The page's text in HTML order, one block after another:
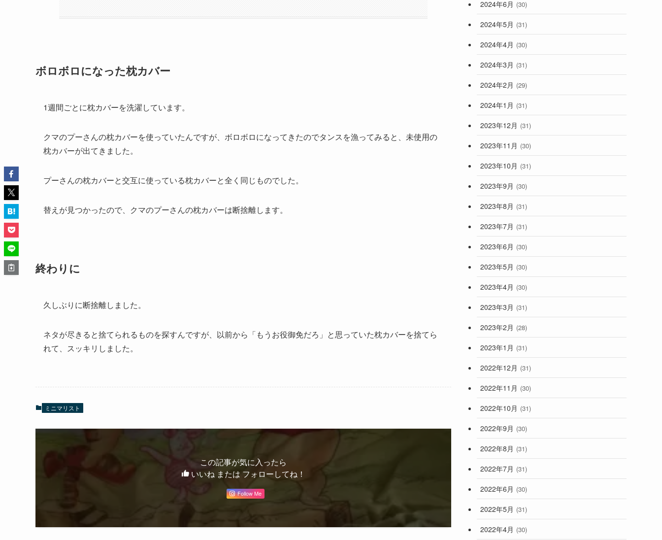
ボロボロになった枕カバー
1週間ごとに枕カバーを洗濯しています。
クマのプーさんの枕カバーを使っていたんですが、ボロボロになってきたのでタンスを漁ってみると、未使用の
枕カバーが出てきました。
プーさんの枕カバーと交互に使っている枕カバーと全く同じものでした。
替えが見つかったので、クマのプーさんの枕カバーは断捨離します。
終わりに
久しぶりに断捨離しました。
ネタが尽きると捨てられるものを探すんですが、以前から「もうお役御免だろ」と思っていた枕カバーを捨てら
れて、スッキリしました。
ミニマリスト
この記事が気に入ったら
いいね または フォローしてね！
2024年6月 (30)
2024年5月 (31)
2024年4月 (30)
2024年3月 (31)
2024年2月 (29)
2024年1月 (31)
2023年12月 (31)
2023年11月 (30)
2023年10月 (31)
2023年9月 (30)
2023年8月 (31)
2023年7月 (31)
2023年6月 (30)
2023年5月 (30)
2023年4月 (30)
2023年3月 (31)
2023年2月 (28)
2023年1月 (31)
2022年12月 (31)
2022年11月 (30)
2022年10月 (31)
2022年9月 (30)
2022年8月 (31)
2022年7月 (31)
2022年6月 (30)
2022年5月 (31)
2022年4月 (30)